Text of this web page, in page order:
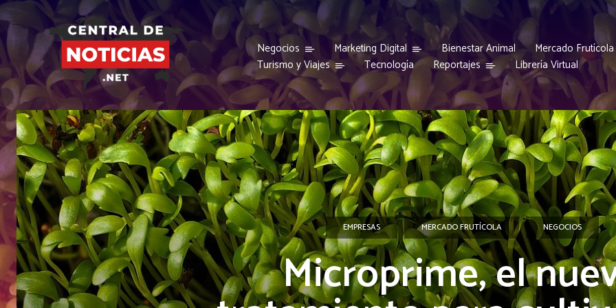
Negocios Marketing Digital Bienestar Animal
Mercado Frutícola
Turismo y Viajes
Tecnología Reportajes Librería Virtual
EMPRESAS MERCADO FRUTÍCOLA NEGOCIOS
Microprime, el